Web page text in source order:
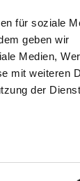
für soziale
geben wir
Medien,
mit weiteren
der